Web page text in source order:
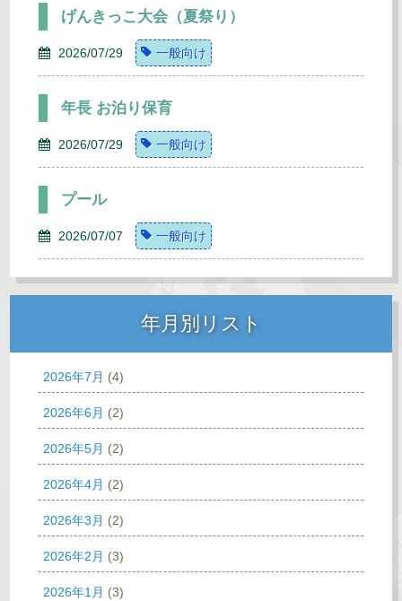
げんきっこ大会（夏祭り）
2026/07/29 一般向け
年長 お泊り保育
2026/07/29 一般向け
プール
2026/07/07 一般向け
年月別リスト
2026年7月 (4)
2026年6月 (2)
2026年5月 (2)
2026年4月 (2)
2026年3月 (2)
2026年2月 (3)
2026年1月 (3)